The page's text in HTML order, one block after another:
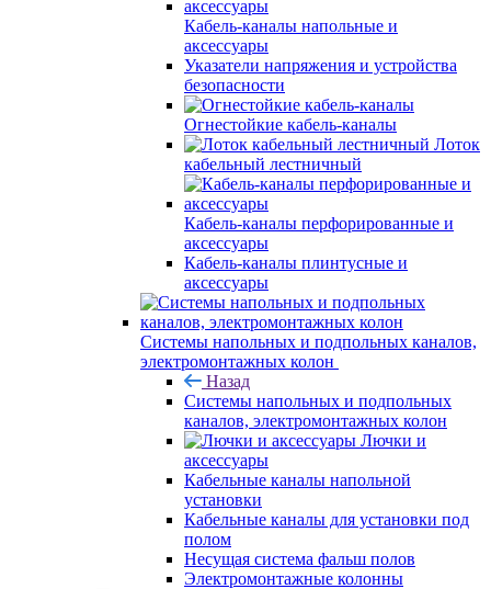
Кабель-каналы напольные и
аксессуары
Указатели напряжения и устройства
безопасности
Огнестойкие кабель-каналы
Лоток
кабельный лестничный
Кабель-каналы перфорированные и
аксессуары
Кабель-каналы плинтусные и
аксессуары
Системы напольных и подпольных каналов,
электромонтажных колон
Назад
Системы напольных и подпольных
каналов, электромонтажных колон
Лючки и
аксессуары
Кабельные каналы напольной
установки
Кабельные каналы для установки под
полом
Несущая система фальш полов
Электромонтажные колонны